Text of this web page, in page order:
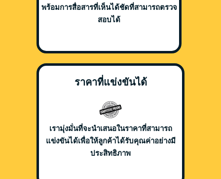
พร้อมการสื่อสารที่เห็นได้ชัดที่สามารถตรวจ
สอบได้
ราคาที่แข่งขันได้
เรามุ่งมั่นที่จะนำเสนอในราคาที่สามารถ
แข่งขันได้เพื่อให้ลูกค้าได้รับคุณค่าอย่างมี
ประสิทธิภาพ